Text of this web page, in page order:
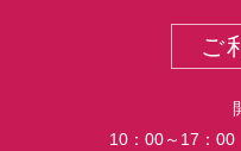
ご
10：00～17：